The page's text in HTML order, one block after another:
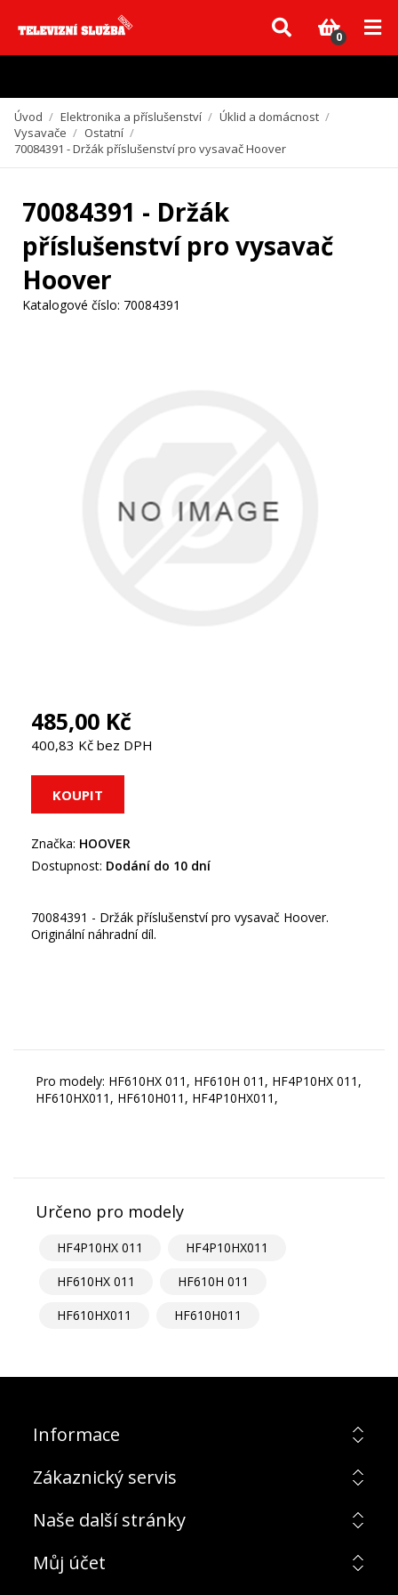
Vzhledem k aktuální situaci se může dodání dílů, které nejsou skladem,
zpozdit. Děkujeme za pochopení.
0
Úvod / Elektronika a příslušenství / Úklid a domácnost /
Vysavače / Ostatní /
70084391 - Držák příslušenství pro vysavač Hoover
70084391 - Držák
příslušenství pro vysavač
Hoover
Katalogové číslo: 70084391
485,00 Kč
400,83 Kč bez DPH
Značka: HOOVER
Dostupnost: Dodání do 10 dní
70084391 - Držák příslušenství pro vysavač Hoover.
Originální náhradní díl.
Pro modely: HF610HX 011, HF610H 011, HF4P10HX 011,
HF610HX011, HF610H011, HF4P10HX011,
Určeno pro modely
HF4P10HX 011
HF4P10HX011
HF610HX 011
HF610H 011
HF610HX011
HF610H011
Informace
Zákaznický servis
Naše další stránky
Můj účet